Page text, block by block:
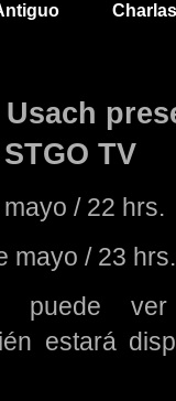
TV
/ 22 hrs.
mayo / 23 hrs.
puede
estará